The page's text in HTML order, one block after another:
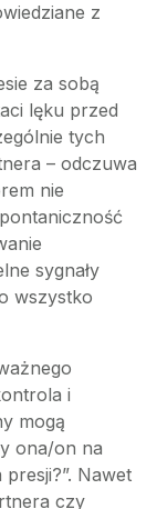
z
za sobą
lęku przed
tych
– odczuwa
nie
sygnały
wszystko
i
mogą
ona/on na
Nawet
czy